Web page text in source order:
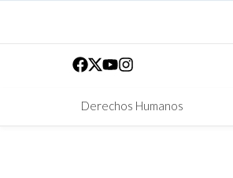
Derechos Humanos